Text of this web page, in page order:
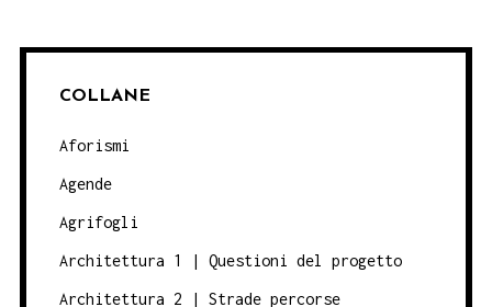
COLLANE
Aforismi
Agende
Agrifogli
Architettura 1 | Questioni del progetto
Architettura 2 | Strade percorse